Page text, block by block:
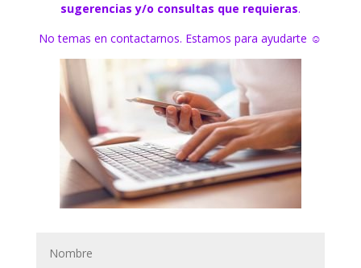
sugerencias y/o consultas que requieras.
No temas en contactarnos. Estamos para ayudarte ☺️